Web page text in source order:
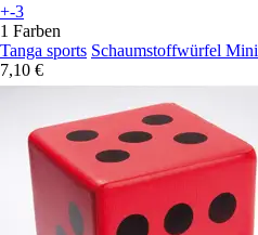
+-3
1 Farben
Tanga sports Schaumstoffwürfel Mini
7,10 €